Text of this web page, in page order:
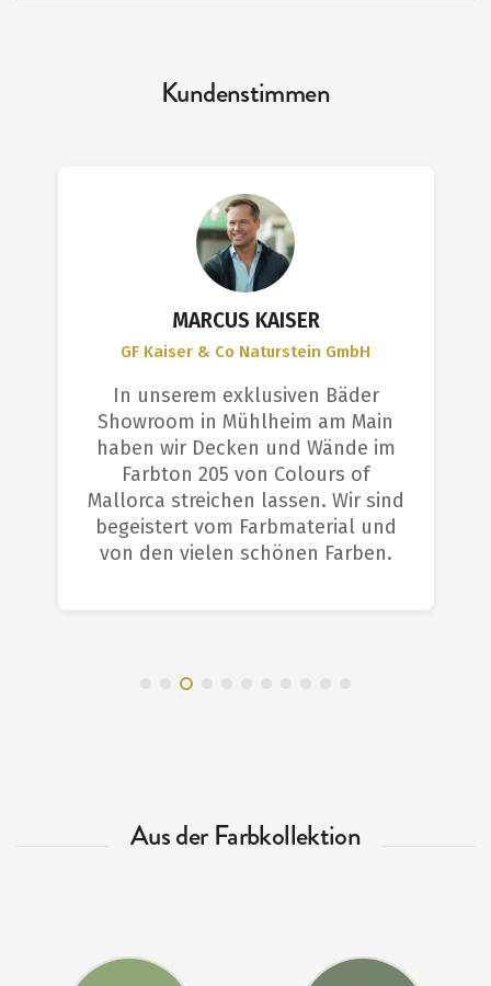
Kundenstimmen
MARCUS KAISER
GF Kaiser & Co Naturstein GmbH
In unserem exklusiven Bäder
Showroom in Mühlheim am Main
haben wir Decken und Wände im
Farbton 205 von Colours of
Mallorca streichen lassen. Wir sind
begeistert vom Farbmaterial und
von den vielen schönen Farben.
Aus der Farbkollektion